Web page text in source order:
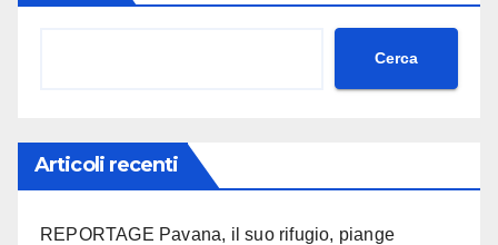
Cerca
Articoli recenti
REPORTAGE Pavana, il suo rifugio, piange